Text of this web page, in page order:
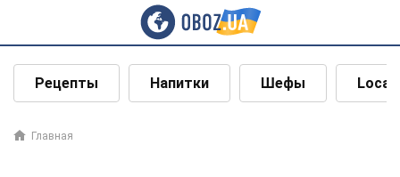
Рецепты Напитки Шефы Local
Главная